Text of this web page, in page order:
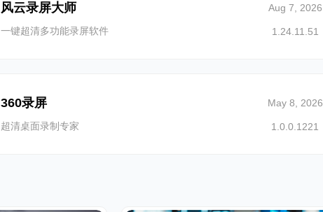
风云录屏大师
一键超清多功能录屏软件
Aug 7, 2026
1.24.11.51
360录屏
超清桌面录制专家
May 8, 2026
1.0.0.1221